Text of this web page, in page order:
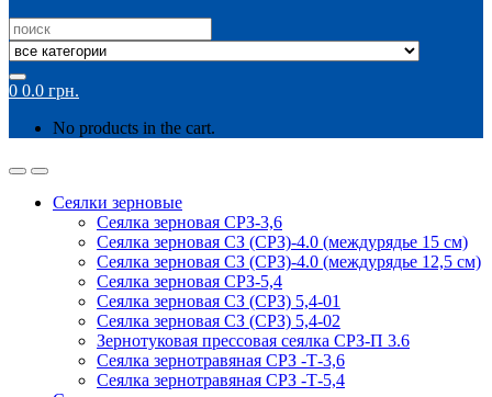
Search
for:
0 0.0 грн.
No products in the cart.
Сеялки зерновые
Сеялка зерновая СРЗ-3,6
Сеялка зерновая СЗ (СРЗ)-4.0 (междурядье 15 см)
Сеялка зерновая СЗ (СРЗ)-4.0 (междурядье 12,5 см)
Сеялка зерновая СРЗ-5,4
Сеялка зерновая СЗ (СРЗ) 5,4-01
Сеялка зерновая СЗ (СРЗ) 5,4-02
Зернотуковая прессовая сеялка СРЗ-П 3.6
Сеялка зернотравяная СРЗ -Т-3,6
Сеялка зернотравяная СРЗ -Т-5,4